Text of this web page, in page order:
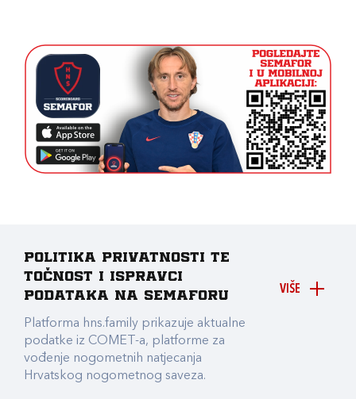
VIŠE
Politika privatnosti te
točnost i ispravci
podataka na Semaforu
Platforma hns.family prikazuje aktualne
podatke iz COMET-a, platforme za
vođenje nogometnih natjecanja
Hrvatskog nogometnog saveza.